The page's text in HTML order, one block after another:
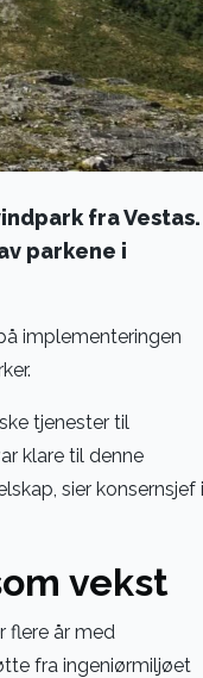
fra Vestas.
parkene i
implementeringen
tjenester til
klare til denne
sier konsernsjef i
vekst
flere år med
fra ingeniørmiljøet